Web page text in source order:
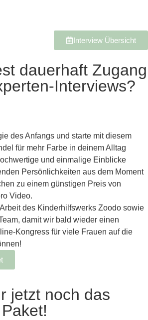
Interview Übersicht
dauerhaft Zugang
Interviews?
des Anfangs und starte mit diesem
für mehr Farbe in deinem Alltag
und einmalige Einblicke
Persönlichkeiten aus dem Moment
zu einem günstigen Preis von
Video.
des Kinderhilfswerks Zoodo sowie
damit wir bald wieder einen
Kongress für viele Frauen auf die
jetzt noch das